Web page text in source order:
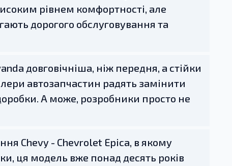
рівнем комфортності, але
дорогого обслуговування та
довговічніша, ніж передня, а стійки
автозапчастин радять замінити
А може, розробники просто не
Chevy - Chevrolet Epica, в якому
ця модель вже понад десять років